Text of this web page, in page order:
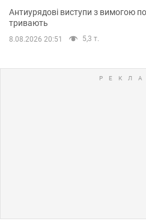
Антиурядові виступи з вимогою
тривають
8.08.2026 20:51 5,3 т.